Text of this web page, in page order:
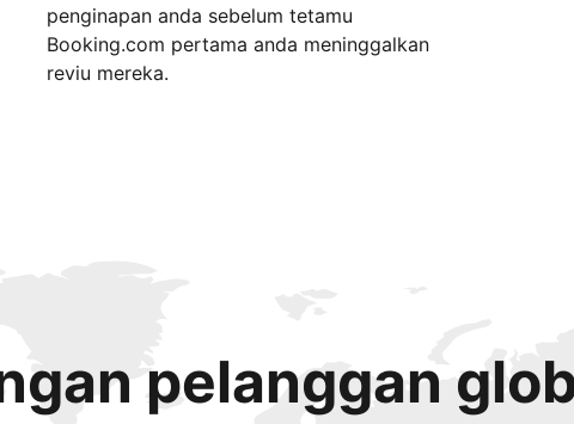
penginapan anda sebelum tetamu
Booking.com pertama anda meninggalkan
reviu mereka.
pelanggan